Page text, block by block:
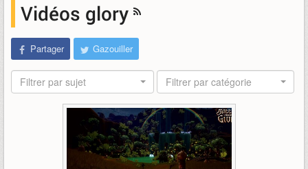
Vidéos glory
Partager Gazouiller
Filtrer par sujet Filtrer par catégorie